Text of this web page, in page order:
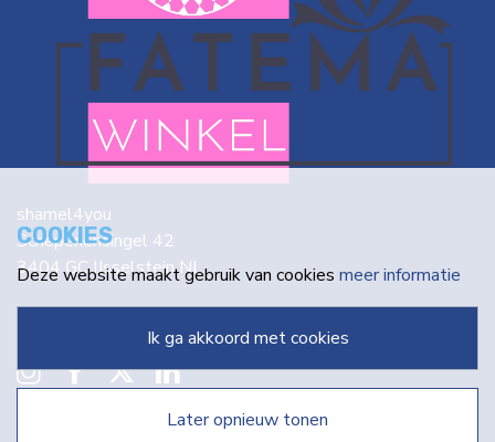
shamel4you
Schepenensingel 42
3404 GC IJsselstein NL
COOKIES
Deze website maakt gebruik van cookies meer informatie
ik ga akkoord met cookies
later opnieuw tonen